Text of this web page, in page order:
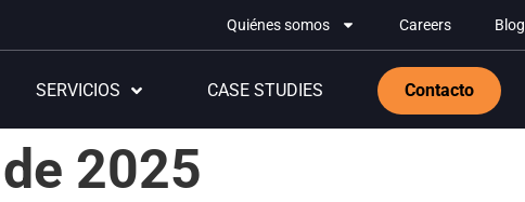
Quiénes somos Careers Blog
SERVICIOS CASE STUDIES Contacto
2025